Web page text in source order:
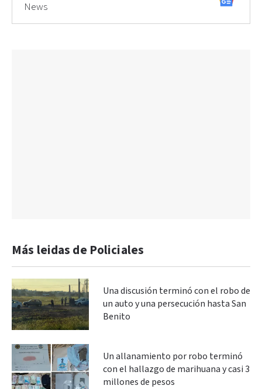
News
Más leidas de Policiales
Una discusión terminó con el robo de
un auto y una persecución hasta San
Benito
Un allanamiento por robo terminó
con el hallazgo de marihuana y casi 3
millones de pesos